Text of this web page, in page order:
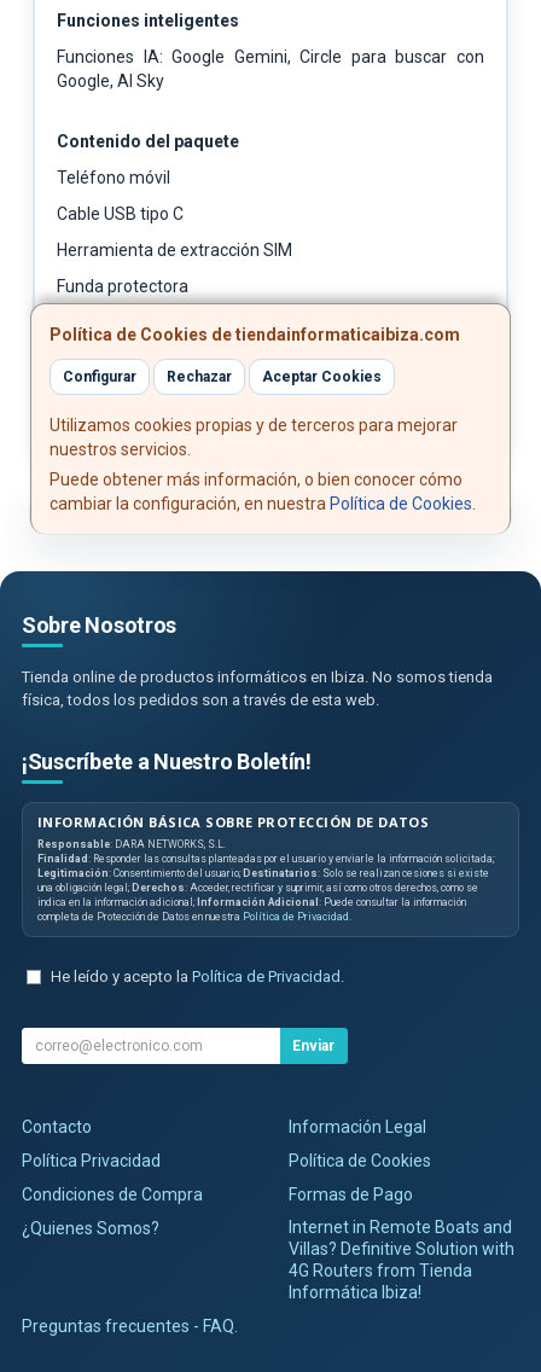
Funciones inteligentes
Funciones IA: Google Gemini, Circle para buscar con
Google, AI Sky
Contenido del paquete
Teléfono móvil
Cable USB tipo C
Herramienta de extracción SIM
Funda protectora
Información de seguridad
Política de Cookies de tiendainformaticaibiza.com
Configurar Rechazar Aceptar Cookies
Utilizamos cookies propias y de terceros para mejorar
nuestros servicios.
Puede obtener más información, o bien conocer cómo
cambiar la configuración, en nuestra Política de Cookies
Sobre Nosotros
Tienda online de productos informáticos en Ibiza. No somos tienda
física, todos los pedidos son a través de esta web.
¡Suscríbete a Nuestro Boletín!
INFORMACIÓN BÁSICA SOBRE PROTECCIÓN DE DATOS
Responsable: DARA NETWORKS, S.L.
Finalidad : Responder las consultas planteadas por el usuario y enviarle la información solicitada;
Legitimación: Consentimiento del usuario; Destinatarios: Solo se realizan cesiones si existe
una obligación legal; Derechos: Acceder, rectificar y suprimir, así como otros derechos, como se
indica en la información adicional; Información Adicional : Puede consultar la información
completa de Protección de Datos en nuestra Política de Privacidad
He leído y acepto la Política de Privacidad
Enviar
Contacto
Información Legal
Política Privacidad
Política de Cookies
Condiciones de Compra
Formas de Pago
¿Quienes Somos?
Internet in Remote Boats and
Villas? Definitive Solution with
4G Routers from Tienda
Informática Ibiza!
Preguntas frecuentes - FAQ.